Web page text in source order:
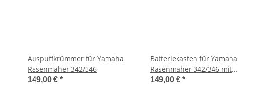
Auspuffkrümmer für Yamaha
Rasenmäher 342/346
149,00 € *
Batteriekasten für Yamaha
Rasenmäher 342/346 mit
Elektrostart
149,00 € *